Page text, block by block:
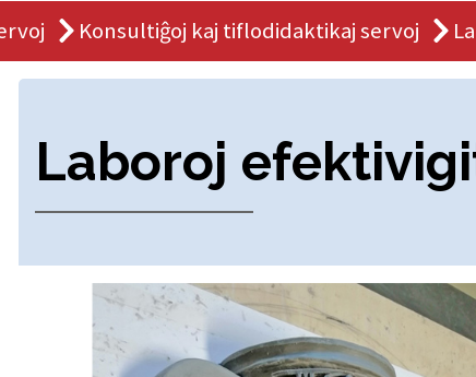
Konsultiĝoj kaj tiflodidaktikaj servoj
Laboroj